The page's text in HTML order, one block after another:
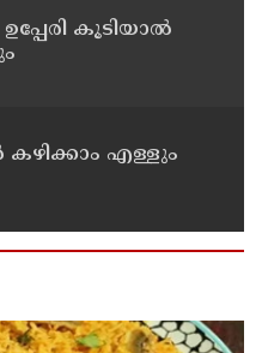
കൂടിയാൽ
എള്ളും